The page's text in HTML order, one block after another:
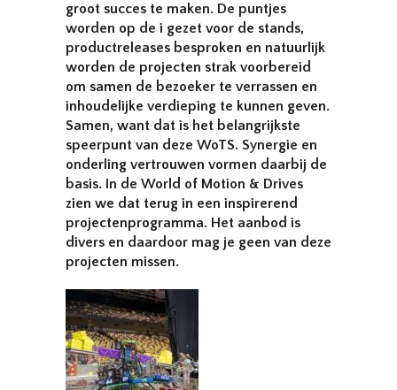
groot succes te maken. De puntjes
worden op de i gezet voor de stands,
productreleases besproken en natuurlijk
worden de projecten strak voorbereid
om samen de bezoeker te verrassen en
inhoudelijke verdieping te kunnen geven.
Samen, want dat is het belangrijkste
speerpunt van deze WoTS. Synergie en
onderling vertrouwen vormen daarbij de
basis. In de World of Motion & Drives
zien we dat terug in een inspirerend
projectenprogramma. Het aanbod is
divers en daardoor mag je geen van deze
projecten missen.